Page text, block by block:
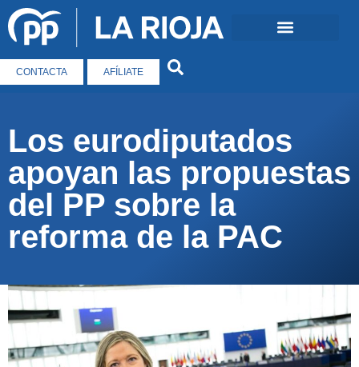
CONTACTA AFÍLIATE
Los eurodiputados
apoyan las propuestas
del PP sobre la
reforma de la PAC